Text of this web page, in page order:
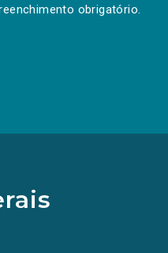
obrigatório.